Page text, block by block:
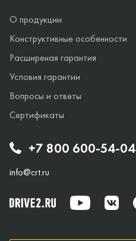
+7 800 600-54-04
info@crt.ru
О продукции
Конструктивные особенности
Расширеная гарантия
Условия гарантии
Вопросы и ответы
Сертификаты